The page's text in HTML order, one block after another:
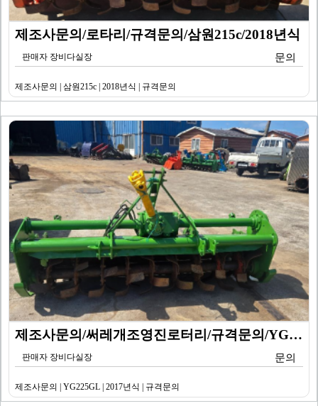
제조사문의/로타리/규격문의/삼원215c/2018년식
판매자 장비다실장 문의
제조사문의 | 삼원215c | 2018년식 | 규격문의
제조사문의/써레개조영진로터리/규격문의/YG225GL/2…
판매자 장비다실장 문의
제조사문의 | YG225GL | 2017년식 | 규격문의